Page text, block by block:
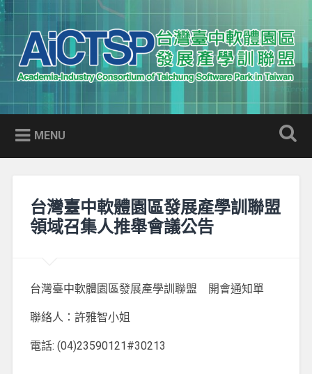
Skip
to
content
Search
AICTSP 台灣臺中軟體園區發展
產學訓聯盟
Academia-Industry Consortium of Taichung Software Park
in Taiwan
MENU
台灣臺中軟體園區發展產學訓聯盟
領域召集人推舉會議公告
台灣臺中軟體園區發展產學訓聯盟 開會通知單
聯絡人：許雅智小姐
電話: (04)23590121#30213